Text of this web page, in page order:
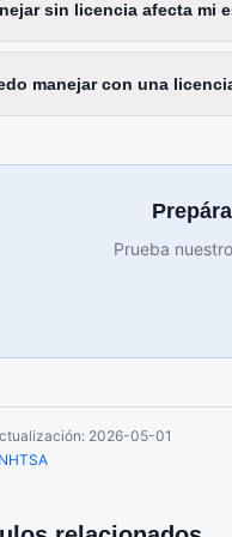
sin licencia afecta mi
manejar con una
Prueba
2026-05-01
NHTSA